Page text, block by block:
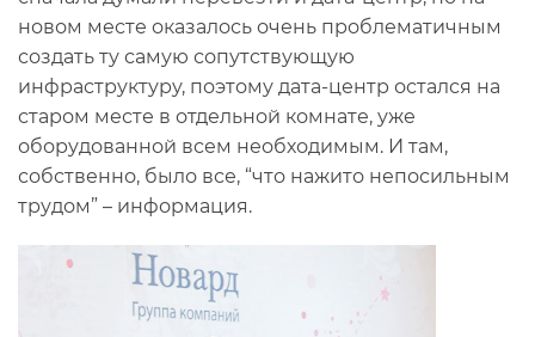
новом месте оказалось очень проблематичным
создать ту самую сопутствующую
инфраструктуру, поэтому дата-центр остался на
старом месте в отдельной комнате, уже
оборудованной всем необходимым. И там,
собственно, было все, “что нажито непосильным
трудом” – информация.